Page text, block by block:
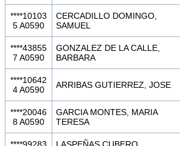
****10103
5 A0590
CERCADILLO DOMINGO,
SAMUEL
****43855
7 A0590
GONZALEZ DE LA CALLE,
BARBARA
****10642
4 A0590
ARRIBAS GUTIERREZ, JOSE
****20046
8 A0590
GARCIA MONTES, MARIA
TERESA